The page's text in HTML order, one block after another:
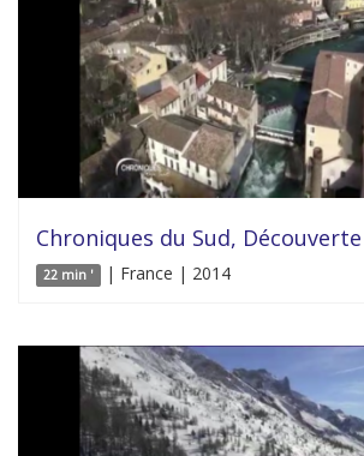
Chroniques du Sud,
22 min ' | France | 2014